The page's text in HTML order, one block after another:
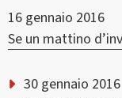
16 gennaio 2016
Se un mattino
30 gennaio 2016